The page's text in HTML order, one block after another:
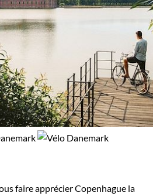
faire apprécier Copenhague la